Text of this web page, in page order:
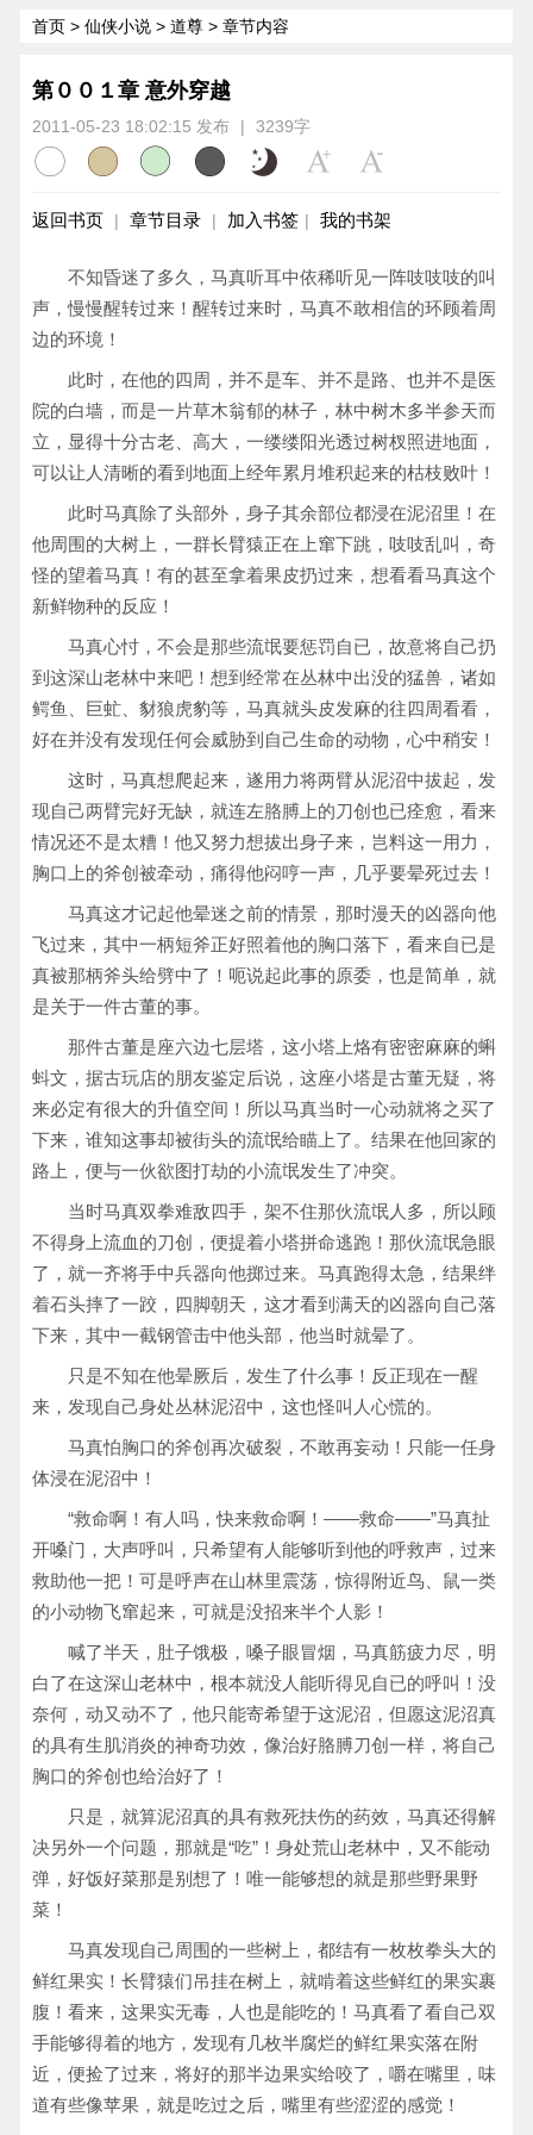
首页 > 仙侠小说 > 道尊 > 章节内容
第００１章 意外穿越
2011-05-23 18:02:15 发布 | 3239字
返回书页 | 章节目录 | 加入书签 | 我的书架
不知昏迷了多久，马真听耳中依稀听见一阵吱吱吱的叫
声，慢慢醒转过来！醒转过来时，马真不敢相信的环顾着周
边的环境！
此时，在他的四周，并不是车、并不是路、也并不是医
院的白墙，而是一片草木翁郁的林子，林中树木多半参天而
立，显得十分古老、高大，一缕缕阳光透过树杈照进地面，
可以让人清晰的看到地面上经年累月堆积起来的枯枝败叶！
此时马真除了头部外，身子其余部位都浸在泥沼里！在
他周围的大树上，一群长臂猿正在上窜下跳，吱吱乱叫，奇
怪的望着马真！有的甚至拿着果皮扔过来，想看看马真这个
新鲜物种的反应！
马真心忖，不会是那些流氓要惩罚自已，故意将自己扔
到这深山老林中来吧！想到经常在丛林中出没的猛兽，诸如
鳄鱼、巨虻、豺狼虎豹等，马真就头皮发麻的往四周看看，
好在并没有发现任何会威胁到自己生命的动物，心中稍安！
这时，马真想爬起来，遂用力将两臂从泥沼中拔起，发
现自己两臂完好无缺，就连左胳膊上的刀创也已痊愈，看来
情况还不是太糟！他又努力想拔出身子来，岂料这一用力，
胸口上的斧创被牵动，痛得他闷哼一声，几乎要晕死过去！
马真这才记起他晕迷之前的情景，那时漫天的凶器向他
飞过来，其中一柄短斧正好照着他的胸口落下，看来自已是
真被那柄斧头给劈中了！呃说起此事的原委，也是简单，就
是关于一件古董的事。
那件古董是座六边七层塔，这小塔上烙有密密麻麻的蝌
蚪文，据古玩店的朋友鉴定后说，这座小塔是古董无疑，将
来必定有很大的升值空间！所以马真当时一心动就将之买了
下来，谁知这事却被街头的流氓给瞄上了。结果在他回家的
路上，便与一伙欲图打劫的小流氓发生了冲突。
当时马真双拳难敌四手，架不住那伙流氓人多，所以顾
不得身上流血的刀创，便提着小塔拼命逃跑！那伙流氓急眼
了，就一齐将手中兵器向他掷过来。马真跑得太急，结果绊
着石头摔了一跤，四脚朝天，这才看到满天的凶器向自己落
下来，其中一截钢管击中他头部，他当时就晕了。
只是不知在他晕厥后，发生了什么事！反正现在一醒
来，发现自己身处丛林泥沼中，这也怪叫人心慌的。
马真怕胸口的斧创再次破裂，不敢再妄动！只能一任身
体浸在泥沼中！
“救命啊！有人吗，快来救命啊！——救命——”马真扯
开嗓门，大声呼叫，只希望有人能够听到他的呼救声，过来
救助他一把！可是呼声在山林里震荡，惊得附近鸟、鼠一类
的小动物飞窜起来，可就是没招来半个人影！
喊了半天，肚子饿极，嗓子眼冒烟，马真筋疲力尽，明
白了在这深山老林中，根本就没人能听得见自已的呼叫！没
奈何，动又动不了，他只能寄希望于这泥沼，但愿这泥沼真
的具有生肌消炎的神奇功效，像治好胳膊刀创一样，将自己
胸口的斧创也给治好了！
只是，就算泥沼真的具有救死扶伤的药效，马真还得解
决另外一个问题，那就是“吃”！身处荒山老林中，又不能动
弹，好饭好菜那是别想了！唯一能够想的就是那些野果野
菜！
马真发现自己周围的一些树上，都结有一枚枚拳头大的
鲜红果实！长臂猿们吊挂在树上，就啃着这些鲜红的果实裹
腹！看来，这果实无毒，人也是能吃的！马真看了看自己双
手能够得着的地方，发现有几枚半腐烂的鲜红果实落在附
近，便捡了过来，将好的那半边果实给咬了，嚼在嘴里，味
道有些像苹果，就是吃过之后，嘴里有些涩涩的感觉！